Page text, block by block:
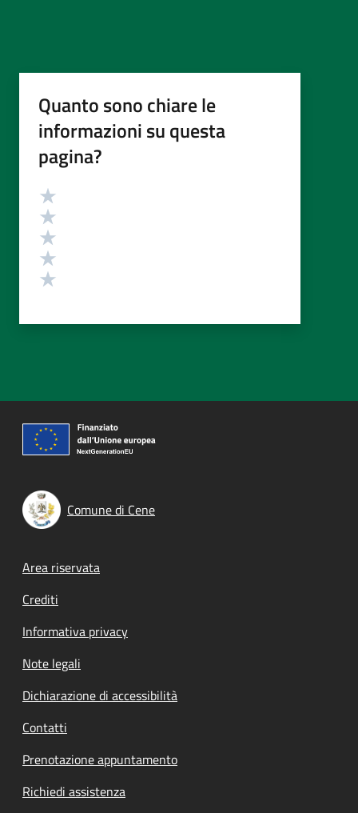
Quanto sono chiare le
informazioni su questa
pagina?
Valutazione
Comune di Cene
Footer menu
Area riservata
Crediti
Informativa privacy
Note legali
Dichiarazione di accessibilità
Contatti
Prenotazione appuntamento
Richiedi assistenza